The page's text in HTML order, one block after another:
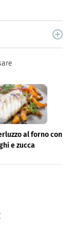
libri e cucina. Ha
al forno con
e zucca